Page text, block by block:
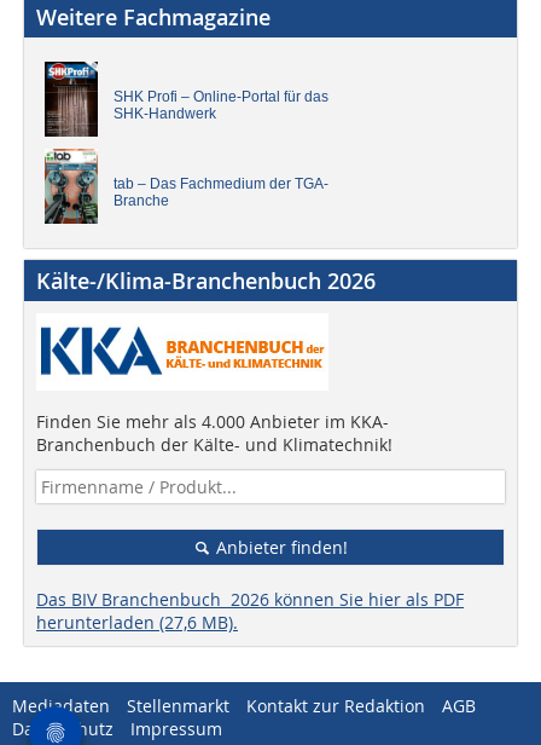
Weitere Fachmagazine
SHK Profi – Online-Portal für das
SHK-Handwerk
tab – Das Fachmedium der TGA-
Branche
Kälte-/Klima-Branchenbuch 2026
Finden Sie mehr als 4.000 Anbieter im KKA-
Branchenbuch der Kälte- und Klimatechnik!
Anbieter finden!
Das BIV Branchenbuch 2026 können Sie hier als PDF
herunterladen (27,6 MB).
Mediadaten Stellenmarkt Kontakt zur Redaktion
AGB
Datenschutz
Impressum